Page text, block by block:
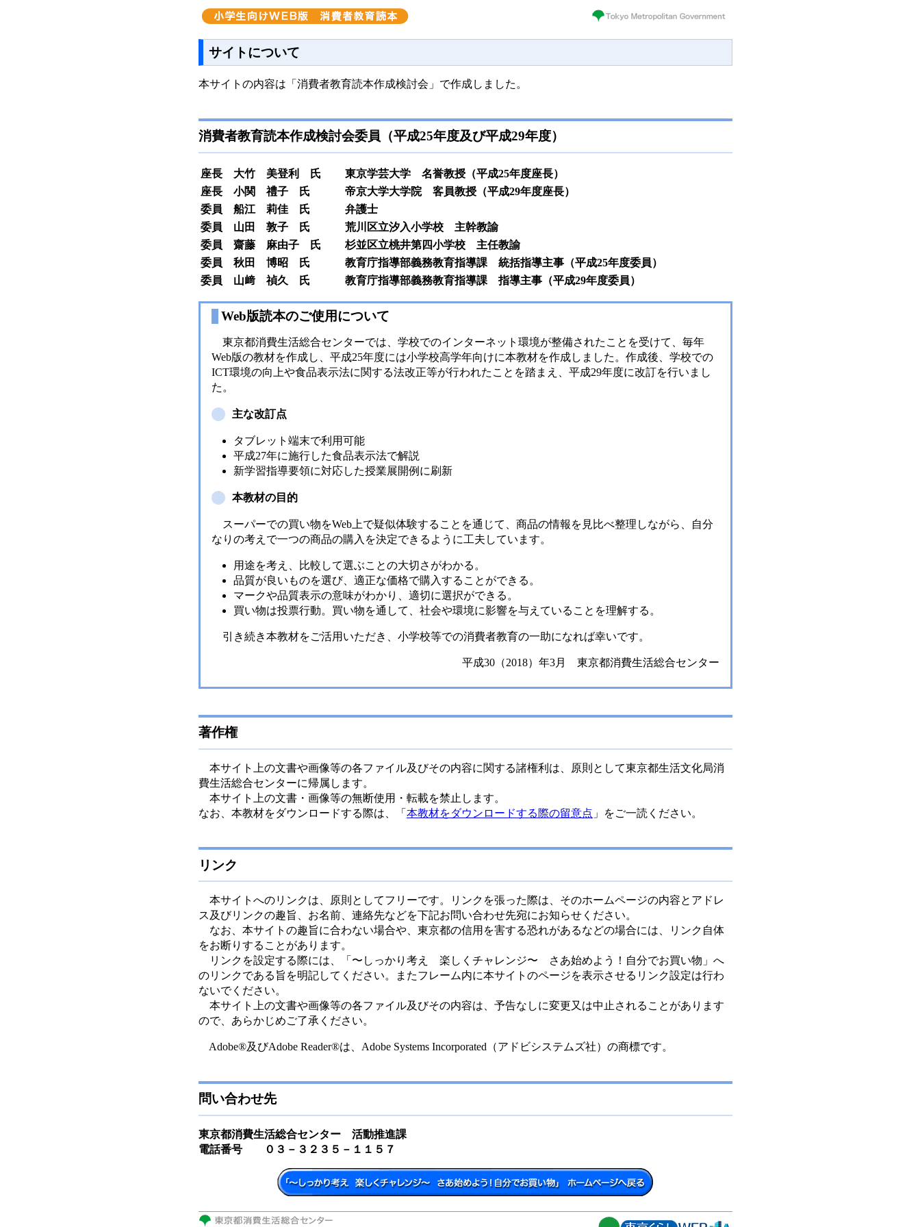
サイトについて
本サイトの内容は「消費者教育読本作成検討会」で作成しました。
消費者教育読本作成検討会委員（平成25年度及び平成29年度）
座長 大竹 美登利 氏
東京学芸大学 名誉教授（平成25年度座長）
座長 小関 禮子 氏
帝京大学大学院 客員教授（平成29年度座長）
委員 船江 莉佳 氏
弁護士
委員 山田 敦子 氏
荒川区立汐入小学校 主幹教諭
委員 齋藤 麻由子 氏
杉並区立桃井第四小学校 主任教諭
委員 秋田 博昭 氏
教育庁指導部義務教育指導課 統括指導主事（平成25年度委員）
委員 山﨑 禎久 氏
教育庁指導部義務教育指導課 指導主事（平成29年度委員）
Web版読本のご使用について
東京都消費生活総合センターでは、学校でのインターネット環境が整備されたことを受けて、毎年
Web版の教材を作成し、平成25年度には小学校高学年向けに本教材を作成しました。作成後、学校での
ICT環境の向上や食品表示法に関する法改正等が行われたことを踏まえ、平成29年度に改訂を行いまし
た。
主な改訂点
タブレット端末で利用可能
平成27年に施行した食品表示法で解説
新学習指導要領に対応した授業展開例に刷新
本教材の目的
スーパーでの買い物をWeb上で疑似体験することを通じて、商品の情報を見比べ整理しながら、自分
なりの考えで一つの商品の購入を決定できるように工夫しています。
用途を考え、比較して選ぶことの大切さがわかる。
品質が良いものを選び、適正な価格で購入することができる。
マークや品質表示の意味がわかり、適切に選択ができる。
買い物は投票行動。買い物を通して、社会や環境に影響を与えていることを理解する。
引き続き本教材をご活用いただき、小学校等での消費者教育の一助になれば幸いです。
平成30（2018）年3月 東京都消費生活総合センター
著作権
本サイト上の文書や画像等の各ファイル及びその内容に関する諸権利は、原則として東京都生活文化局消
費生活総合センターに帰属します。
本サイト上の文書・画像等の無断使用・転載を禁止します。
なお、本教材をダウンロードする際は、「 本教材をダウンロードする際の留意点 」をご一読ください。
リンク
本サイトへのリンクは、原則としてフリーです。リンクを張った際は、そのホームページの内容とアドレ
ス及びリンクの趣旨、お名前、連絡先などを下記お問い合わせ先宛にお知らせください。
なお、本サイトの趣旨に合わない場合や、東京都の信用を害する恐れがあるなどの場合には、リンク自体
をお断りすることがあります。
リンクを設定する際には、「〜しっかり考え 楽しくチャレンジ〜 さあ始めよう！自分でお買い物」へ
のリンクである旨を明記してください。またフレーム内に本サイトのページを表示させるリンク設定は行わ
ないでください。
本サイト上の文書や画像等の各ファイル及びその内容は、予告なしに変更又は中止されることがあります
ので、あらかじめご了承ください。
Adobe®及びAdobe Reader®は、Adobe Systems Incorporated（アドビシステムズ社）の商標です。
問い合わせ先
東京都消費生活総合センター 活動推進課
電話番号 ０３－３２３５－１１５７